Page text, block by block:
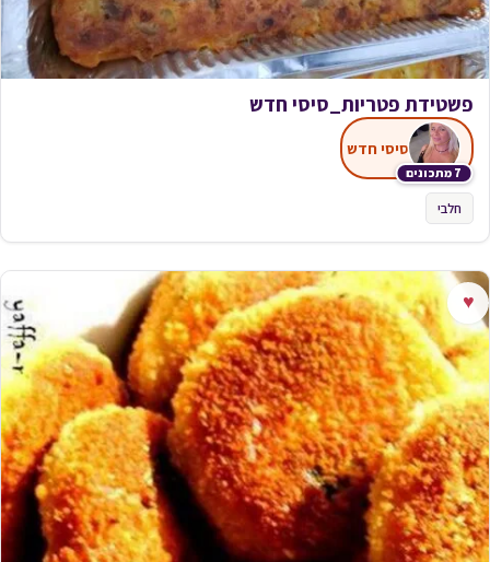
פשטידת פטריות_סיסי חדש
7 מתכונים
סיסי חדש
חלבי
♥